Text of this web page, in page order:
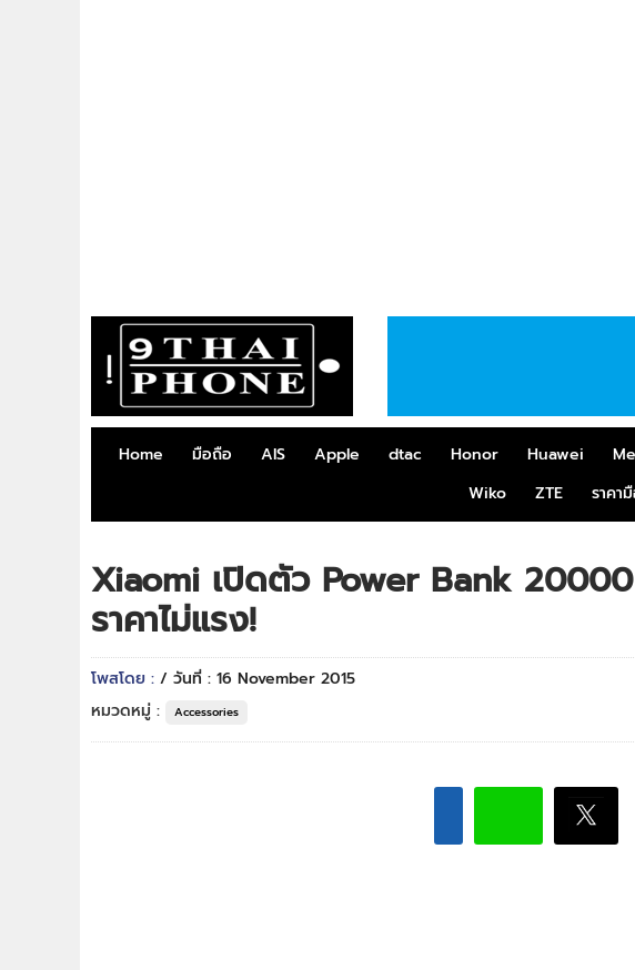
Home มือถือ AIS Apple dtac Honor Huawei
Wiko
ZTE ราคา
Xiaomi เปิดตัว Power Bank
ราคาไม่แรง!
โพสโดย : / วันที่ : 16 November 2015
หมวดหมู่ :
Accessories